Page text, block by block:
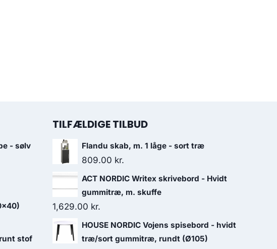
- sølv
stof
TILFÆLDIGE TILBUD
Flandu skab, m. 1 låge - sort træ
809.00 kr.
ACT NORDIC Writex skrivebord - Hvidt
gummitræ, m. skuffe
1,629.00 kr.
HOUSE NORDIC Vojens spisebord - hvidt
træ/sort gummitræ, rundt (Ø105)